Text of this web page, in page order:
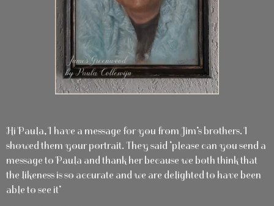
Hi Paula, I have a message for you from Jim’s brothers. I
showed them your portrait. They said ‘please can you send a
message to Paula and thank her because we both think that
the likeness is so accurate and we are delighted to have been
able to see it’